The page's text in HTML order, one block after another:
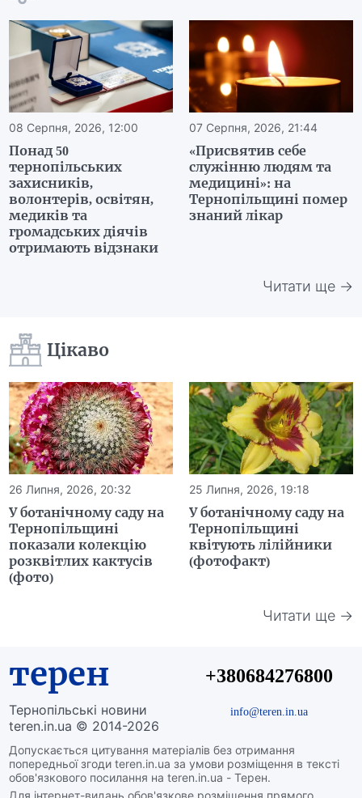
08 Серпня, 2026, 12:00
Понад 50
тернопільських
захисників,
волонтерів, освітян,
медиків та
громадських діячів
отримають відзнаки
07 Серпня, 2026, 21:44
«Присвятив себе
служінню людям та
медицині»: на
Тернопільщині помер
знаний лікар
Читати ще →
Цікаво
26 Липня, 2026, 20:32
У ботанічному саду на
Тернопільщині
показали колекцію
розквітлих кактусів
(фото)
25 Липня, 2026, 19:18
У ботанічному саду на
Тернопільщині
квітують лілійники
(фотофакт)
Читати ще →
терен
Тернопільські новини
teren.in.ua © 2014-2026
Допускається цитування матеріалів без отримання
попередньої згоди teren.in.ua за умови розміщення в тексті
обов'язкового посилання на teren.in.ua - Терен.
Для інтернет-видань обов'язкове розміщення прямого,
+380684276800
info@teren.in.ua